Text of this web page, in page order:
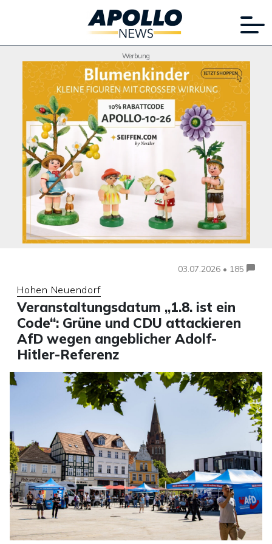
Werbung
03.07.2026 • 185
Hohen Neuendorf
Veranstaltungsdatum „1.8. ist ein
Code“: Grüne und CDU attackieren
AfD wegen angeblicher Adolf-
Hitler-Referenz